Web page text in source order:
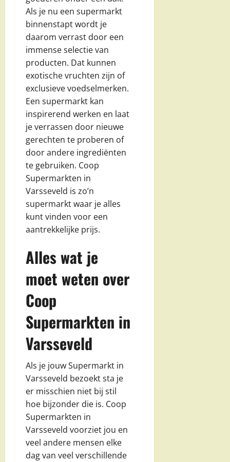
Als je nu een supermarkt
binnenstapt wordt je
daarom verrast door een
immense selectie van
producten. Dat kunnen
exotische vruchten zijn of
exclusieve voedselmerken.
Een supermarkt kan
inspirerend werken en laat
je verrassen door nieuwe
gerechten te proberen of
door andere ingrediënten
te gebruiken. Coop
Supermarkten in
Varsseveld is zo’n
supermarkt waar je alles
kunt vinden voor een
aantrekkelijke prijs.
Alles wat je
moet weten over
Coop
Supermarkten in
Varsseveld
Als je jouw Supermarkt in
Varsseveld bezoekt sta je
er misschien niet bij stil
hoe bijzonder die is. Coop
Supermarkten in
Varsseveld voorziet jou en
veel andere mensen elke
dag van veel verschillende